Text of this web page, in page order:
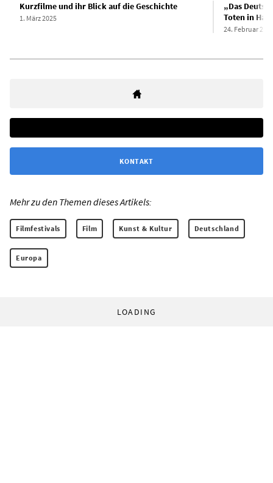
Kurzfilme und ihr Blick auf die Geschichte
1. März 2025
„Das
Toten in
24. Februar
KONTAKT
Mehr zu den Themen dieses Artikels:
Filmfestivals Film Kunst & Kultur Deutschland
Europa
LOADING